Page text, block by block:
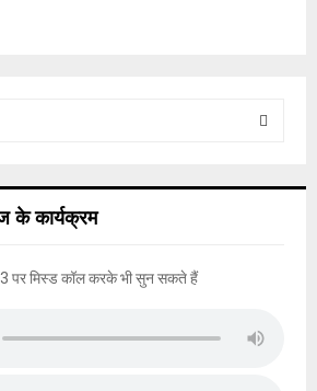
C
के कार्यक्रम
मिस्ड कॉल करके भी सुन सकते हैं